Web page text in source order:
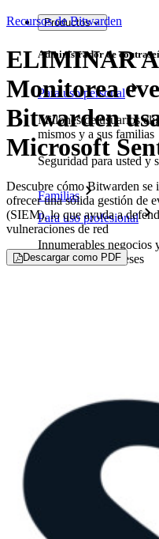
Productos
Administrador de
Para uso personal
Millones de usuarios
mismos y a sus familias
Seguridad para usted y
Familias
Para uso profesional
Innumerables negocios
asegurar sus intereses
desarrollo, DevOps y
Passwordless.dev y
Desbloquea las
con unas pocas líneas
Documentación del
Recursos de Bitwarden
ELIMINAR
Monitorea
Bitwarden
Microsoft
Descubre cómo Bitwarden se
ofrecer una sólida gestión de
(SIEM), lo que ayuda a
vulneraciones de red
Descargar como PDF